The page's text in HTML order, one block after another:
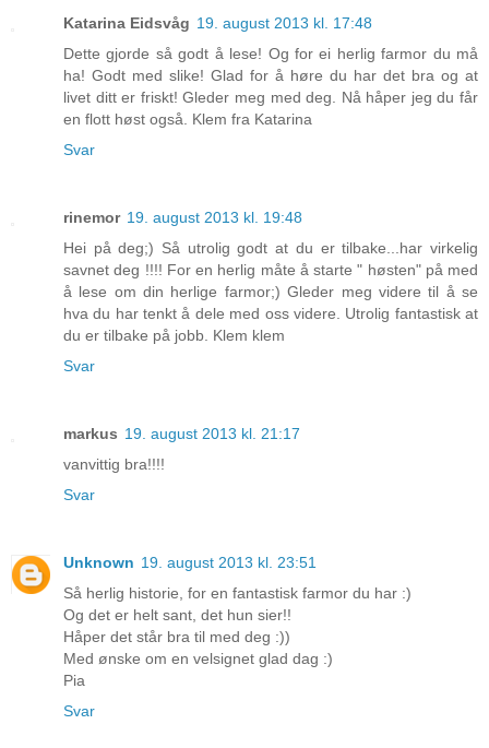
Katarina Eidsvåg 19. august 2013 kl. 17:48
Dette gjorde så godt å lese! Og for ei herlig farmor du må
ha! Godt med slike! Glad for å høre du har det bra og at
livet ditt er friskt! Gleder meg med deg. Nå håper jeg du får
en flott høst også. Klem fra Katarina
Svar
rinemor 19. august 2013 kl. 19:48
Hei på deg;) Så utrolig godt at du er tilbake...har virkelig
savnet deg !!!! For en herlig måte å starte " høsten" på med
å lese om din herlige farmor;) Gleder meg videre til å se
hva du har tenkt å dele med oss videre. Utrolig fantastisk at
du er tilbake på jobb. Klem klem
Svar
markus 19. august 2013 kl. 21:17
vanvittig bra!!!!
Svar
Unknown 19. august 2013 kl. 23:51
Så herlig historie, for en fantastisk farmor du har :)
Og det er helt sant, det hun sier!!
Håper det står bra til med deg :))
Med ønske om en velsignet glad dag :)
Pia
Svar